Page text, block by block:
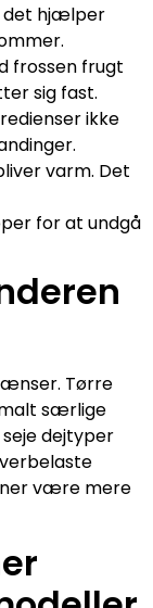
det hjælper
frossen frugt
sig fast.
ikke
varm. Det
for at undgå
Tørre
særlige
dejtyper
være mere